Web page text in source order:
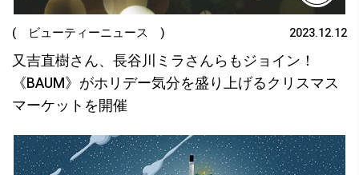
( ビューティーニュース ) 2023.12.12
⼜吉直樹さん、⻑⾕川ミラさんらもジョイン！
《BAUM》がホリデー気分を盛り上げるクリスマス
マーケットを開催